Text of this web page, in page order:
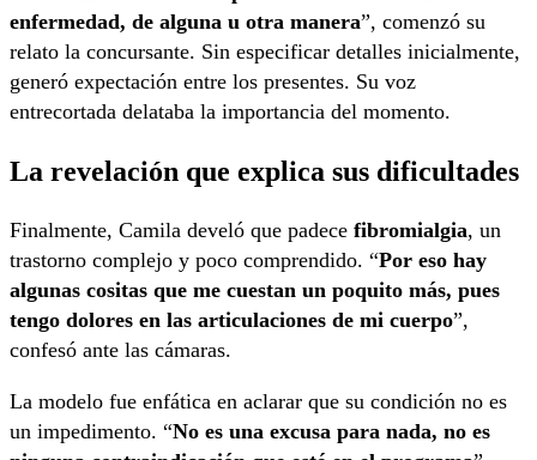
enfermedad, de alguna u otra manera”, comenzó su
relato la concursante. Sin especificar detalles inicialmente,
generó expectación entre los presentes. Su voz
entrecortada delataba la importancia del momento.
La revelación que explica sus dificultades
Finalmente, Camila develó que padece fibromialgia, un
trastorno complejo y poco comprendido. “Por eso hay
algunas cositas que me cuestan un poquito más, pues
tengo dolores en las articulaciones de mi cuerpo”,
confesó ante las cámaras.
La modelo fue enfática en aclarar que su condición no es
un impedimento. “No es una excusa para nada, no es